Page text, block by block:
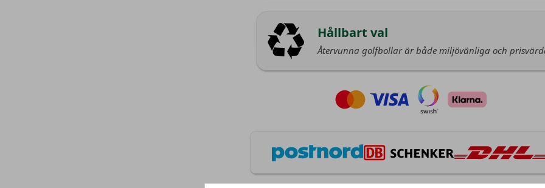
Hållbart val
Återvunna golfbollar är både miljövänliga och